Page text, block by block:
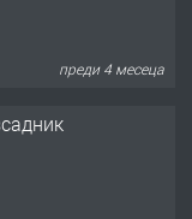
преди 4 месеца